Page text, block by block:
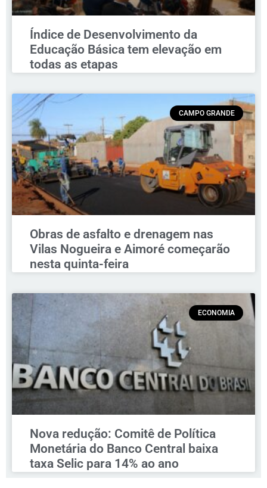
Índice de Desenvolvimento da
Educação Básica tem elevação em
todas as etapas
CAMPO GRANDE
Obras de asfalto e drenagem nas
Vilas Nogueira e Aimoré começarão
nesta quinta-feira
ECONOMIA
Nova redução: Comitê de Política
Monetária do Banco Central baixa
taxa Selic para 14% ao ano